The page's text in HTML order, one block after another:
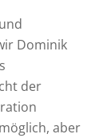
Dominik
der
aber